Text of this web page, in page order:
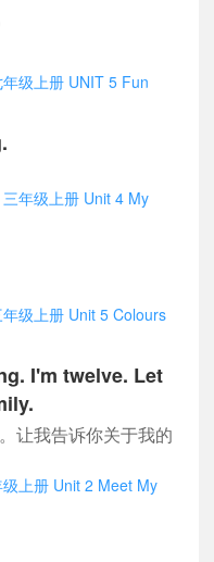
级上册 UNIT 5 Fun
年级上册 Unit 4 My
级上册 Unit 5 Colours
I'm twelve. Let
让我告诉你关于我的
上册 Unit 2 Meet My